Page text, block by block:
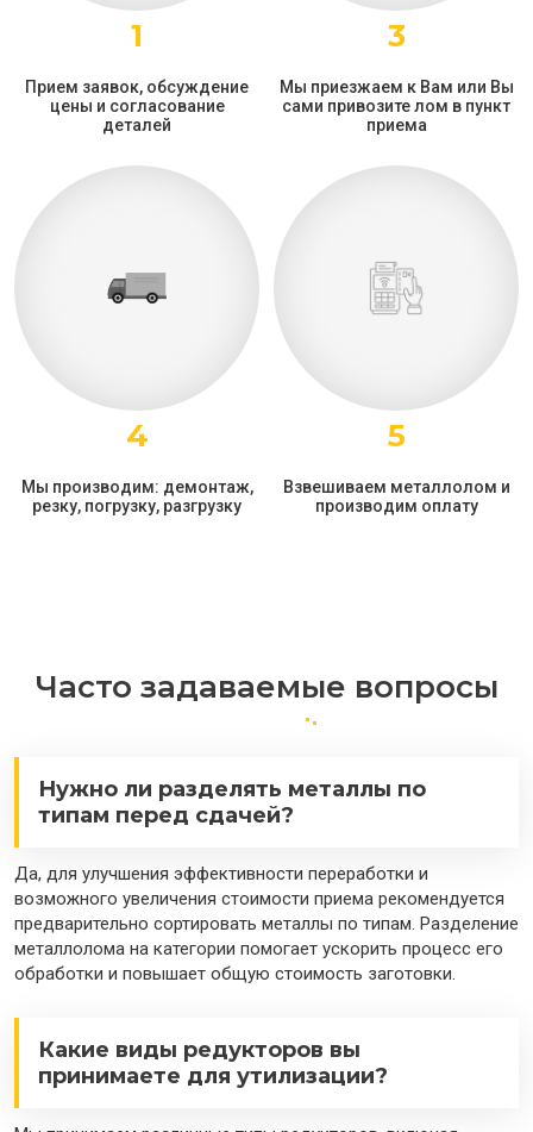
1
Прием заявок, обсуждение
цены и согласование
деталей
3
Мы приезжаем к Вам или Вы
сами привозите лом в пункт
приема
4
Мы производим: демонтаж,
резку, погрузку, разгрузку
5
Взвешиваем металлолом и
производим оплату
Часто задаваемые вопросы
Нужно ли разделять металлы по
типам перед сдачей?
Да, для улучшения эффективности переработки и
возможного увеличения стоимости приема рекомендуется
предварительно сортировать металлы по типам. Разделение
металлолома на категории помогает ускорить процесс его
обработки и повышает общую стоимость заготовки.
Какие виды редукторов вы
принимаете для утилизации?